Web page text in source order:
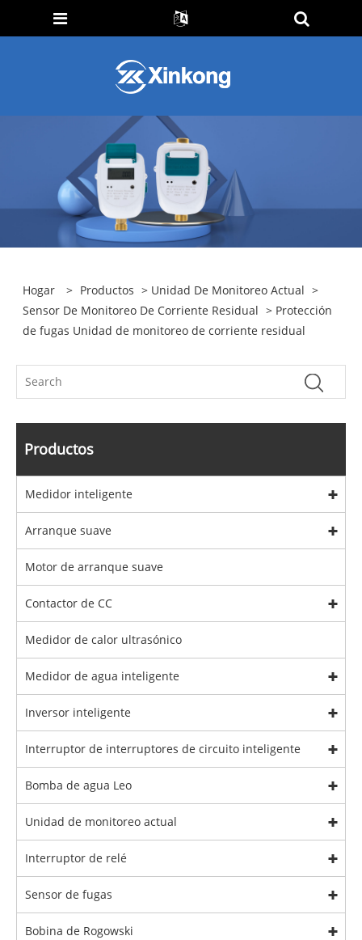
Hogar > Productos > Unidad De Monitoreo Actual >
Sensor De Monitoreo De Corriente Residual > Protección
de fugas Unidad de monitoreo de corriente residual
Productos
Medidor inteligente
Arranque suave
Motor de arranque suave
Contactor de CC
Medidor de calor ultrasónico
Medidor de agua inteligente
Inversor inteligente
Interruptor de interruptores de circuito inteligente
Bomba de agua Leo
Unidad de monitoreo actual
Interruptor de relé
Sensor de fugas
Bobina de Rogowski